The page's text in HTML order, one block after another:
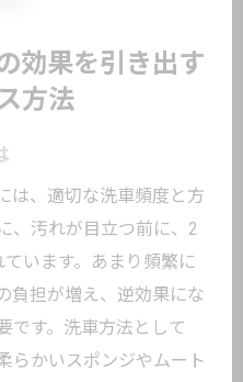
効果を引き出す
方法
は、適切な洗車頻度と方
、汚れが目立つ前に、2
います。あまり頻繁に
負担が増え、逆効果にな
です。洗車方法として
らかいスポンジやムート